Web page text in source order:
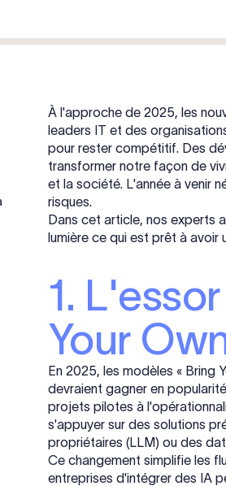
À l'approche de 2025, les
leaders IT et des
pour rester compétitif. Des
transformer notre façon de
et la société. L'année à venir
risques.
Dans cet article, nos experts
lumière ce qui est prêt à avoir
1.
Your
En 2025, les modèles « Bring
devraient gagner en
projets pilotes à
s'appuyer sur des solutions
propriétaires (LLM) ou des
Ce changement simplifie les
entreprises d'intégrer des IA